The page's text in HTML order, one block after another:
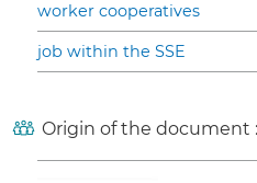
worker cooperatives
job within the SSE
Origin of the document :